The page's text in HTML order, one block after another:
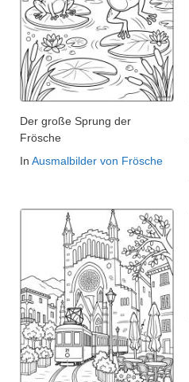
Der große Sprung der
Frösche
In Ausmalbilder von Frösche